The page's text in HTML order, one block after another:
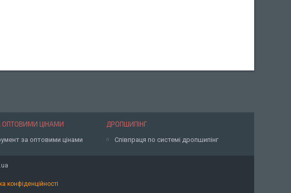
ОПТОВИМИ ЦІНАМИ
за оптовими цінами
ДРОПШИПІНГ
Співпраця по системі дропшипінг
конфіденційності